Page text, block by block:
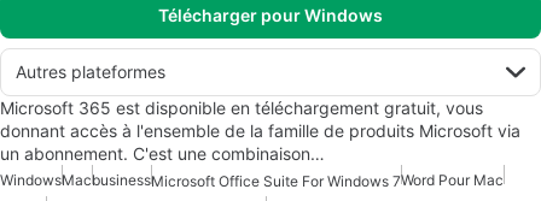
Télécharger pour Windows
Autres plateformes
Microsoft 365 est disponible en téléchargement gratuit, vous
donnant accès à l'ensemble de la famille de produits Microsoft via
un abonnement. C'est une combinaison…
WindowsMacbusinessMicrosoft Office Suite For Windows 7Word Pour Mac